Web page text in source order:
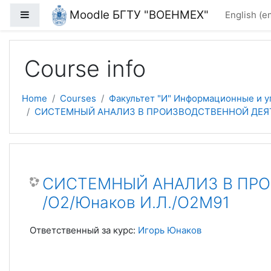
Skip to main content
Side panelMoodle БГТУ "ВОЕНМЕХ" English
Course info
Home Courses Факультет "И" Информационные и
СИСТЕМНЫЙ АНАЛИЗ В ПРОИЗВОДСТВЕННОЙ
СИСТЕМНЫЙ АНАЛИЗ В
/О2/Юнаков И.Л./О2М91
Ответственный за курс: Игорь Юнаков